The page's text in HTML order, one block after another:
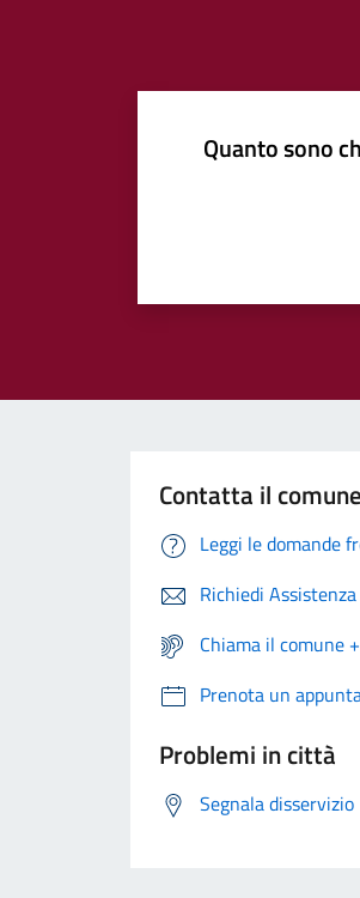
Quanto sono
Contatta il comune
Leggi le domande
Richiedi Assistenza
Chiama il comune
Prenota un
Problemi in città
Segnala disservizio